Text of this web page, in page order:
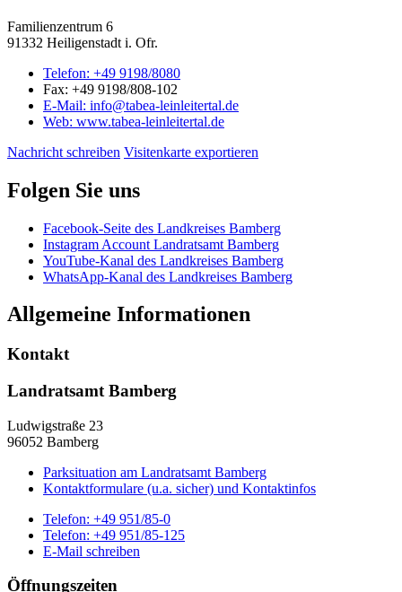
Familienzentrum 6
91332 Heiligenstadt i. Ofr.
Telefon: +49 9198/8080
Fax: +49 9198/808-102
E-Mail: info@tabea-leinleitertal.de
Web: www.tabea-leinleitertal.de
Nachricht schreiben Visitenkarte exportieren
Folgen Sie uns
Facebook-Seite des Landkreises Bamberg
Instagram Account Landratsamt Bamberg
YouTube-Kanal des Landkreises Bamberg
WhatsApp-Kanal des Landkreises Bamberg
Allgemeine Informationen
Kontakt
Landratsamt Bamberg
Ludwigstraße 23
96052 Bamberg
Parksituation am Landratsamt Bamberg
Kontaktformulare (u.a. sicher) und Kontaktinfos
Telefon: +49 951/85-0
Telefon: +49 951/85-125
E-Mail schreiben
Öffnungszeiten